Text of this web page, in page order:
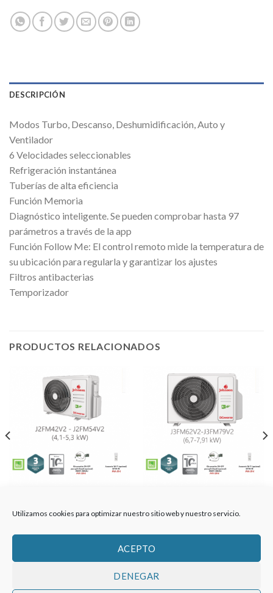
Utilizamos cookies para optimizar nuestro sitio web y nuestro servicio.
ACEPTO
DENEGAR
DESCRIPCIÓN
Modos Turbo, Descanso, Deshumidificación, Auto y
Ventilador
6 Velocidades seleccionables
Refrigeración instantánea
Tuberías de alta eficiencia
Función Memoria
Diagnóstico inteligente. Se pueden comprobar hasta 97
parámetros a través de la app
Función Follow Me: El control remoto mide la temperatura de
su ubicación para regularla y garantizar los ajustes
Filtros antibacterias
Temporizador
PRODUCTOS RELACIONADOS
13202
13207